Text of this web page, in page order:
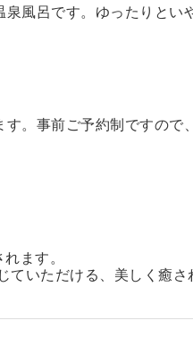
風呂です。ゆったりとい
。 事前ご予約制ですので
ます。
ていただける、美しく癒さ